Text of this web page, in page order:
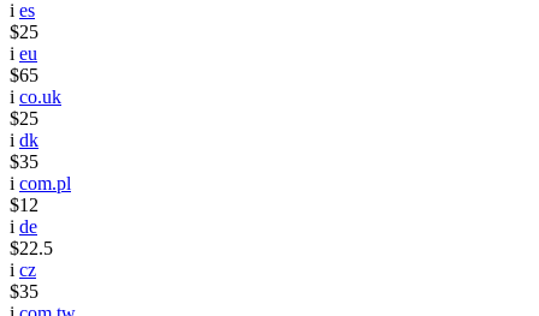
i es
$25
i eu
$65
i co.uk
$25
i dk
$35
i com.pl
$12
i de
$22.5
i cz
$35